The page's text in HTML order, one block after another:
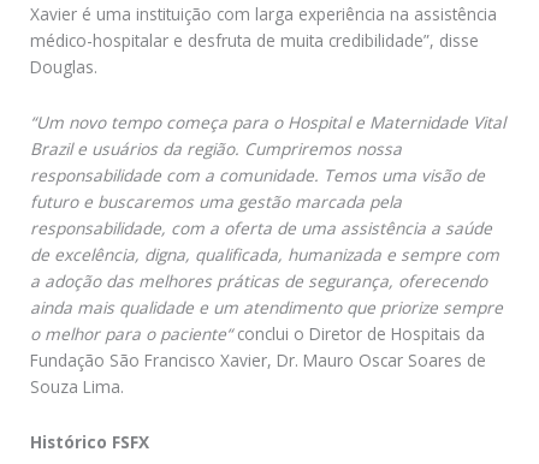
Xavier é uma instituição com larga experiência na assistência
médico-hospitalar e desfruta de muita credibilidade”, disse
Douglas.
“Um novo tempo começa para o Hospital e Maternidade Vital
Brazil e usuários da região. Cumpriremos nossa
responsabilidade com a comunidade. Temos uma visão de
futuro e buscaremos uma gestão marcada pela
responsabilidade, com a oferta de uma assistência a saúde
de excelência, digna, qualificada, humanizada e sempre com
a adoção das melhores práticas de segurança, oferecendo
ainda mais qualidade e um atendimento que priorize sempre
o melhor para o paciente“conclui o Diretor de Hospitais da
Fundação São Francisco Xavier, Dr. Mauro Oscar Soares de
Souza Lima.
Histórico FSFX